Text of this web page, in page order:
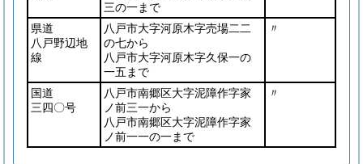
三の一まで
県道
八戸野辺地
線
八戸市大字河原木字売場二二
の七から
八戸市大字河原木字久保一の
一五まで
〃
国道
三四〇号
八戸市南郷区大字泥障作字家
ノ前三一から
八戸市南郷区大字泥障作字家
ノ前一一の一まで
〃